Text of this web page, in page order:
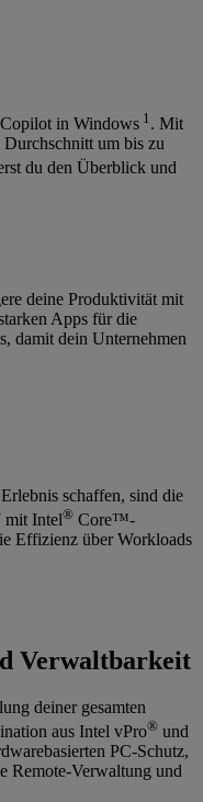
in Windows 1 . Mit
um bis zu
du den Überblick und
deine Produktivität mit
Apps für die
damit dein Unternehmen
schaffen, sind die
mit Intel® Core™-
Effizienz über Workloads
Verwaltbarkeit
deiner gesamten
aus Intel vPro® und
PC-Schutz,
Remote-Verwaltung und